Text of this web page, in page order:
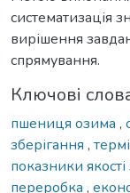
систематизація
вирішення
спрямування.
Ключові
пшениця озима ,
зберігання ,
показники
переробка ,